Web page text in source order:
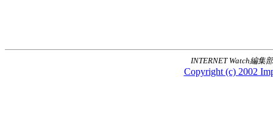
INTERNET Watch編集部
Copyright (c) 2002